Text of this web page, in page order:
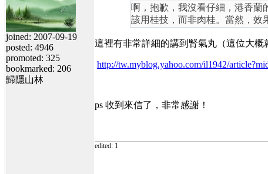
joined: 2007-09-19
posted: 4946
promoted: 325
bookmarked: 206
歸隱山林
啊，抱歉，我沒看仔細，港香蘭
該用桂技，而非肉桂。當然，效
這裡有非常詳細的講到腎氣丸（這位大概
http://tw.myblog.yahoo.com/il1942/
ps 收到來信了，非常感謝！
edited: 1